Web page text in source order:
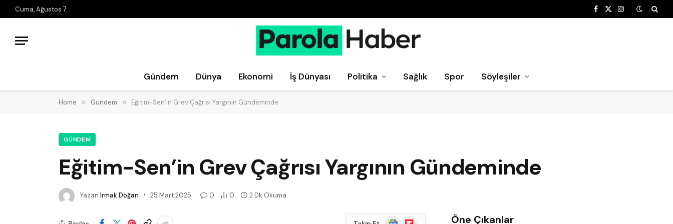
Cuma, Ağustos 7 Facebook
X
Instagram
Gündem Dünya Ekonomi İş Dünyası Politika Sağlık Spor Söyleşiler
Home » Gündem » Eğitim-Sen’in Grev Çağrısı Yargının Gündeminde
GÜNDEM
Eğitim-Sen’in Grev Çağrısı Yargının Gündeminde
Yazan Irmak Doğan 25 Mart 2025 0 0 2 Dk Okuma
GoogleFlipboard Öne Çıkanlar